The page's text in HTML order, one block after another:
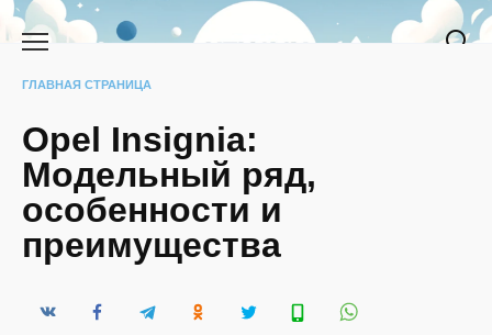
Перейти
ГЛАВНАЯ СТРАНИЦА
Opel Insignia:
Модельный ряд,
особенности и
преимущества